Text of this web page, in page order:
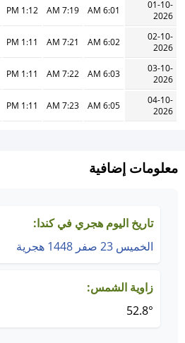
01-10-
2026
6:01 AM
7:19 AM
1:12 PM
02-10-
2026
6:02 AM
7:21 AM
1:11 PM
03-10-
2026
6:03 AM
7:22 AM
1:11 PM
04-10-
2026
6:05 AM
7:23 AM
1:11 PM
معلومات إضافية
تاريخ اليوم هجري في كندا:
الخميس 23 صفر 1448 هجرية
زاوية الشمس:
52.8°